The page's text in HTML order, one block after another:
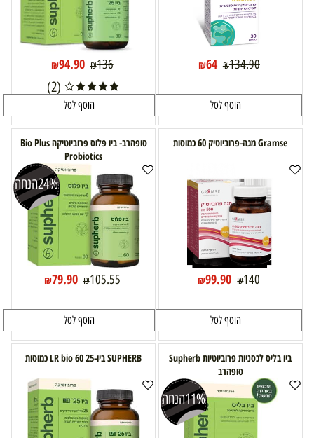
₪134.90
₪64
הוסף לסל
₪136
₪94.90
(2)
הוסף לסל
Gramse מגה-פרוביוטיק 60 כמוסות
₪140
₪99.90
הוסף לסל
סופהרב- ביו פלוס פרוביוטיקה Bio Plus
Probiotics
24%הנחה
₪105.55
₪79.90
הוסף לסל
ביו בליס לכסניות פרוביוטיות Supherb
סופהרב
11%הנחה
SUPHERB ביו-25 LR bio 60 כמוסות